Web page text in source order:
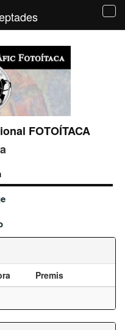
FOTOÍTACA
Premis